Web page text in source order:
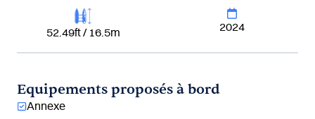
52.49ft / 16.5m 2024
Equipements proposés à bord
Annexe